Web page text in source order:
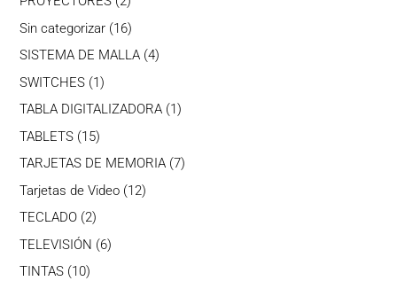
productos
Sin categorizar 1616
productos
SISTEMA DE MALLA 44
SWITCHES 11
producto
TABLA DIGITALIZADORA 1 1
TABLETS 1515
productos
TARJETAS DE MEMORIA 77
Tarjetas de Video 1212
TECLADO 22
productos
TELEVISIÓN 66
TINTAS 1010